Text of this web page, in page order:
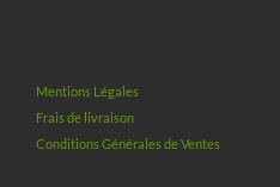
Mentions Légales
Frais de livraison
Conditions Générales de Ventes